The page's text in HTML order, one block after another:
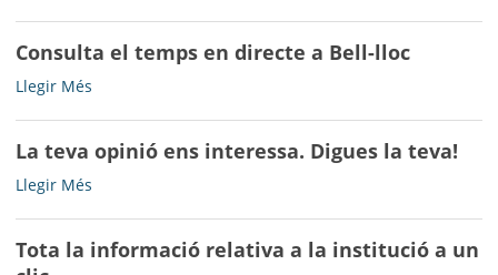
teves
rutes
peu,
corrent
o
en
bicicleta!
Fira
d’alimentació
a
Bell-
d’Urgell
-
Consulta el temps en directe a Bell-lloc
Consulta
en
directe
Bell-
lloc
Llegir Més
La teva opinió ens interessa. Digues la teva!
La
ens
Llegir Més
Tota la informació relativa a la institució a un